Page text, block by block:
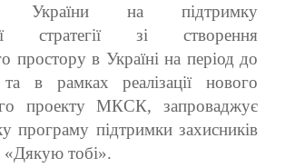
України на підтримку
стратегії зі створення
простору в Україні на період до
в рамках реалізації нового
проекту МКСК, запроваджує
програму підтримки захисників
«Дякую тобі».